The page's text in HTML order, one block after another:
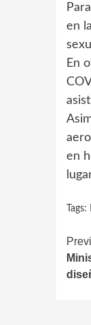
en
En
en
Tags: